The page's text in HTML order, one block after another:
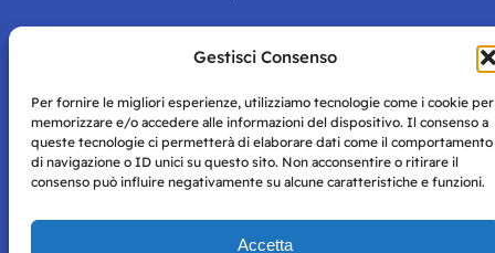
Gestisci Consenso
Per fornire le migliori esperienze, utilizziamo tecnologie come i cookie per
memorizzare e/o accedere alle informazioni del dispositivo. Il consenso a
queste tecnologie ci permetterà di elaborare dati come il comportamento
di navigazione o ID unici su questo sito. Non acconsentire o ritirare il
consenso può influire negativamente su alcune caratteristiche e funzioni.
Accetta
Napoli con autorizzazione numero 38 del 25/9/2019.
Tutte le immagini e i contenuti su questo sito sono forniti